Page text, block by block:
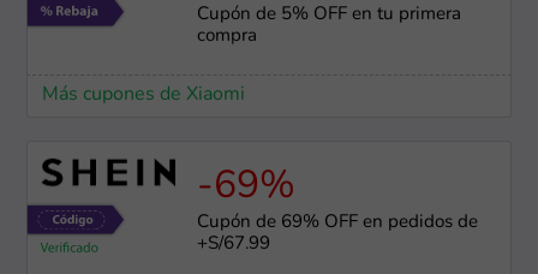
Cupón de 5% OFF en tu primera
compra
Más cupones de Xiaomi
-69%
Cupón de 69% OFF en pedidos de
+S/67.99